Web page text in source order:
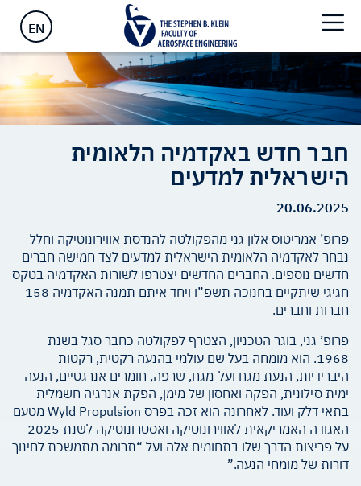
EN
חבר חדש באקדמיה הלאומית הישראלית למדעים
חבר חדש באקדמיה הלאומית
הישראלית למדעים
20.06.2025
פרופ’ אמריטוס אלון גני מהפקולטה להנדסת אווירונוטיקה וחלל
נבחר לאקדמיה הלאומית הישראלית למדעים לצד חמישה חברים
חדשים נוספים. החברים החדשים יצטרפו לשורות האקדמיה בטקס
חגיגי שיתקיים בחנוכה תשפ”ו ויחד איתם תמנה האקדמיה 158
חברות וחברים.
פרופ’ גני, בוגר הטכניון, הצטרף לפקולטה כחבר סגל בשנת
1968. הוא מומחה בעל שם עולמי בהנעה רקטית, רקטות
היברידיות, הנעת מגח ועל-מגח, שרפה, חומרים אנרגטיים, הנעה
ימית סילונית, הפקה ואחסון של מימן, הפקת אנרגיה חשמלית
בתאי דלק ועוד. לאחרונה הוא זכה בפרס Wyld Propulsion מטעם
האגודה האמריקאית לאווירונוטיקה ואסטרונוטיקה לשנת 2025
על פריצות הדרך שלו בתחומים אלה ועל “תרומה מתמשכת לחינוך
דורות של מומחי הנעה.”